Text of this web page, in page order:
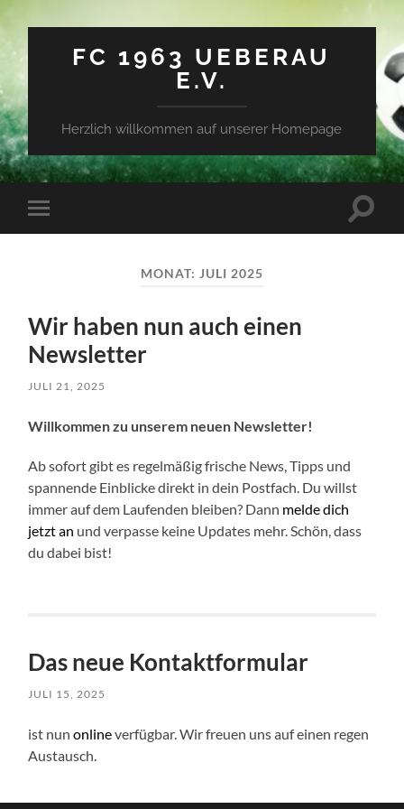
FC 1963 UEBERAU
E.V.
Herzlich willkommen auf unserer Homepage
Mobile-
Menü
MONAT: JULI 2025
Wir haben nun auch einen
Newsletter
JULI 21, 2025
Willkommen zu unserem neuen Newsletter!
Ab sofort gibt es regelmäßig frische News, Tipps und
spannende Einblicke direkt in dein Postfach. Du willst
immer auf dem Laufenden bleiben? Dann melde dich
jetzt an und verpasse keine Updates mehr. Schön, dass
du dabei bist!
Das neue Kontaktformular
JULI 15, 2025
ist nunonlineverfügbar. Wir freuen uns auf einen regen
Austausch.